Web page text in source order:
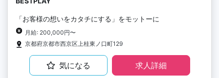
「お客様の想いをカタチにする」をモットーに
月給: 200,000円〜
京都府京都市⻄京区上桂東ノ口町129
気になる 求人詳細